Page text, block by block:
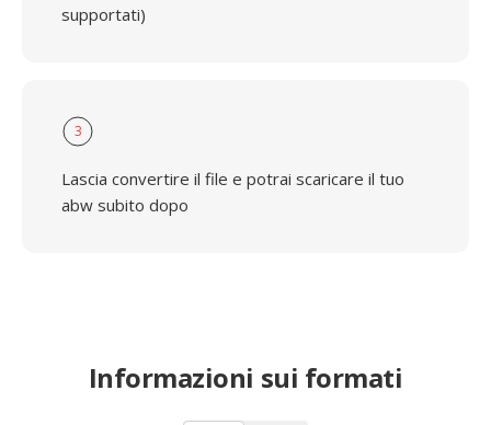
supportati)
3
Lascia convertire il file e potrai scaricare il tuo
abw subito dopo
Informazioni sui formati